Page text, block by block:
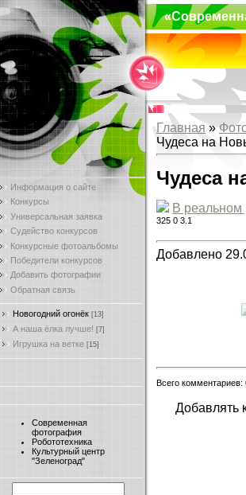
Информация о сайте
Конкурсы
Универсальная заявка
Судейство конкурсов
Конкурсные фотоальбомы
Победители конкурсов
Добавить фотографии
Обратная связь
Новогодний огонёк [13]
А наша ёлка лучше! [7]
Игрушка на ветке [15]
Современная
фотография
Робототехника
Культурный центр
"Зеленоград"
Главная»
Чудеса на
Чудеса
В
325 0 3.1
Добавлено
Всего комментариев:
Добавлять